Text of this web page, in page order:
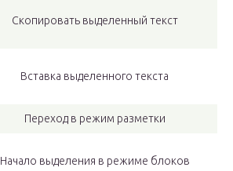
Скопировать выделенный текст
Вставка выделенного текста
Переход в режим разметки
Начало выделения в режиме блоков